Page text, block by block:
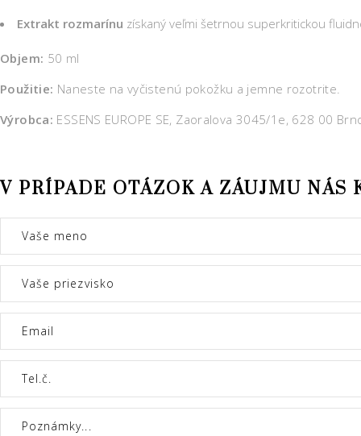
Extrakt rozmarínu získaný veľmi šetrnou superkritickou
Objem: 50 ml
Použitie: Naneste na vyčistenú pokožku a jemne rozotrite.
Výrobca: ESSENS EUROPE SE, Zaoralova 3045/1e, 628 00
V PRÍPADE OTÁZOK A ZÁUJMU NÁS